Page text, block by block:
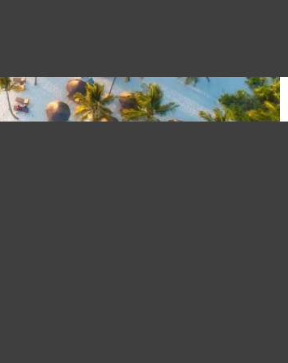
obligatoire pour